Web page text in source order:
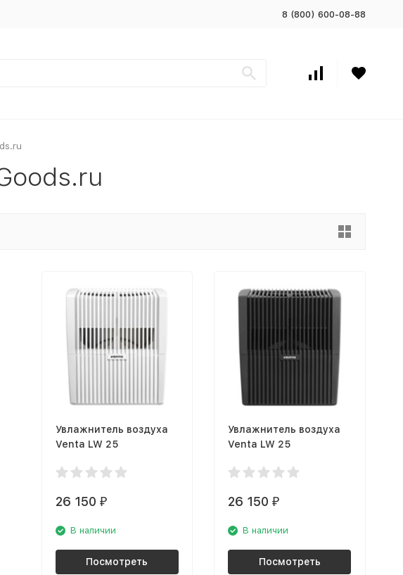
8 (800) 600-08-88
Увлажнитель воздуха
Venta LW 25
26 150 ₽
В наличии
Посмотреть
Увлажнитель воздуха
Venta LW 25
26 150₽
В наличии
Посмотреть